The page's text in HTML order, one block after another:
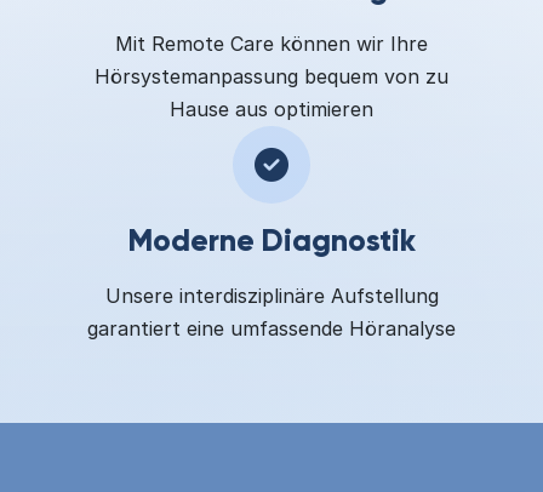
Mit Remote Care können wir Ihre
Hörsystemanpassung bequem von zu
Hause aus optimieren
Moderne Diagnostik
Unsere interdisziplinäre Aufstellung
garantiert eine umfassende Höranalyse